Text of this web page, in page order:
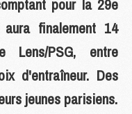
pour la 29e
finalement 14
PSG, entre
d'entraîneur. Des
jeunes parisiens.